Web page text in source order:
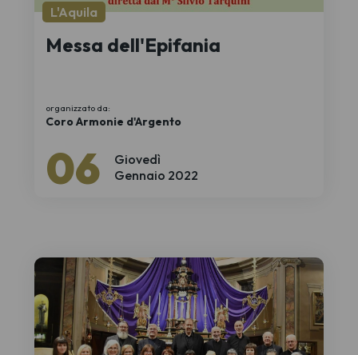
Giovedì
06 Gennaio 2022
L'Aquila
Messa dell'Epifania
organizzato da:
Coro Armonie d'Argento